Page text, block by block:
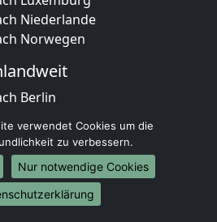
Niederlande
Norwegen
Berlin
München
Köln
Frankfurt am Main
Stuttgart
verwendet Cookies um die
zu verbessern.
Nur notwendige Cookies